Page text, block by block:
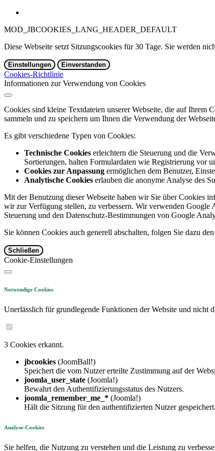
MOD_JBCOOKIES_LANG_HEADER_DEFAULT
Diese Webseite setzt Sitzungscookies für 30 Tage. Sie werden
Einstellungen Einverstanden
Cookies-Richtlinie
Informationen zur Verwendung von Cookies
Cookies sind kleine Textdateien unserer Webseite, die auf Ihrem
sammeln und zu speichern um Ihnen die Verwendung der
Es gibt verschiedene Typen von Cookies:
Technische Cookies erleichtern die Steuerung und die
Sortierungen, halten Formulardaten wie Registrierung vor
Cookies zur Anpassung ermöglichen dem Benutzer,
Analytische Cookies erlauben die anonyme Analyse des
Mit der Benutzung dieser Webseite haben wir Sie über Cookies
wir zur Verfügung stellen, zu verbessern. Wir verwenden
Steuerung und den Datenschutz-Bestimmungen von Google
Sie können Cookies auch generell abschalten, folgen Sie dazu
Schließen
Cookie-Einstellungen
Notwendige Cookies
Unerlässlich für grundlegende Funktionen der Website und nicht
3 Cookies erkannt.
jbcookies (JoomBall!)
Speichert die vom Nutzer erteilte Zustimmung auf der
joomla_user_state (Joomla!)
Bewahrt den Authentifizierungsstatus des Nutzers.
joomla_remember_me_* (Joomla!)
Hält die Sitzung für den authentifizierten Nutzer gespeichert.
Analyse-Cookies
Sie helfen, die Nutzung zu verstehen und die Leistung zu